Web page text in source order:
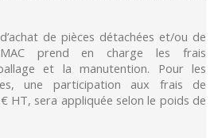
de pièces détachées et/ou de
prend en charge les frais
et la manutention. Pour les
une participation aux frais de
HT, sera appliquée selon le poids de